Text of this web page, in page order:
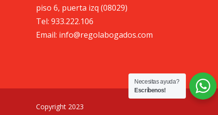
piso 6, puerta izq (08029)
Tel: 933.222.106
Email: info@regolabogados.com
Copyright 2023
Necesitas ayuda?
Escríbenos!